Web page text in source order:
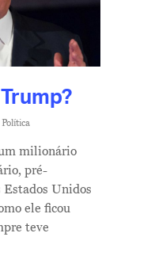
Política
milionário
pré-
Unidos
ele ficou
teve